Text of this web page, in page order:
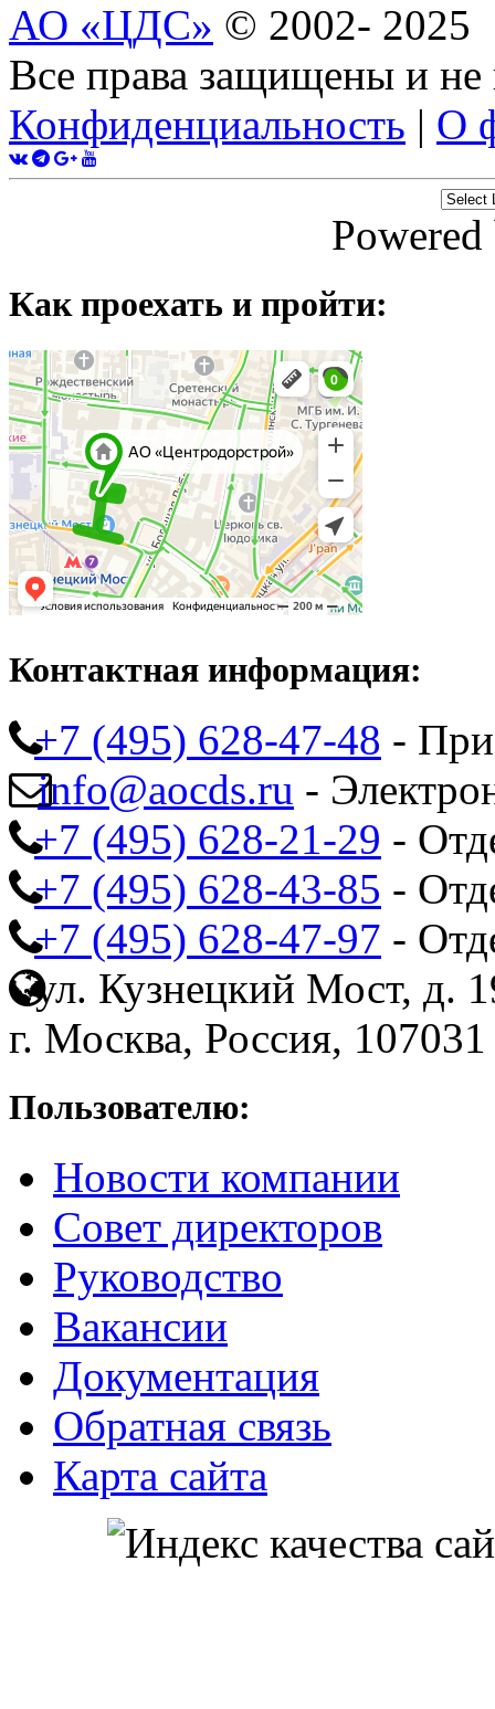
АО «ЦДС» © 2002- 2025
Все права защищены и
Конфиденциальность | О
Как проехать и пройти:
Контактная информация:
+7 (495) 628-47-48 -
info@aocds.ru -
+7 (495) 628-21-29 -
+7 (495) 628-43-85 -
+7 (495) 628-47-97 -
ул. Кузнецкий Мост, д.
г. Москва, Россия, 107031
Пользователю:
Новости компании
Совет директоров
Руководство
Вакансии
Документация
Обратная связь
Карта сайта